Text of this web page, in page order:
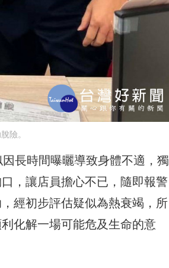
險。
長時間曝曬導致身體不適，獨
，讓店員擔心不已，隨即報警
經初步評估疑似為熱衰竭，所
化解一場可能危及生命的意